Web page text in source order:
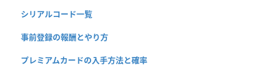
シリアルコード一覧
事前登録の報酬とやり方
プレミアムカードの入手方法と確率